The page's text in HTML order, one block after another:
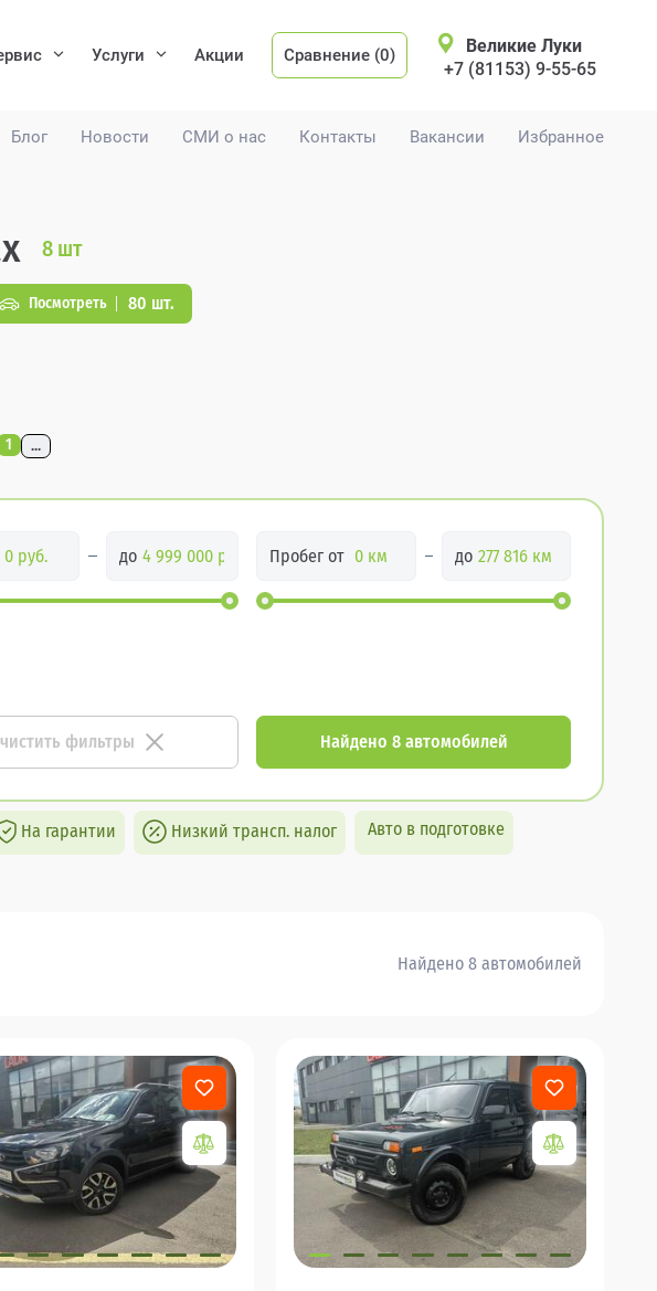
Блог Новости СМИ о нас Контакты Вакансии Избранное
Услуги Акции Сравнение (0)
Великие Луки
+7 (81153) 9-55-65
8 шт
Посмотреть 80 шт.
1 ...
до Пробег от до
фильтры Найдено 8 автомобилей
На гарантии Низкий трансп. налог Авто в подготовке
Найдено 8 автомобилей